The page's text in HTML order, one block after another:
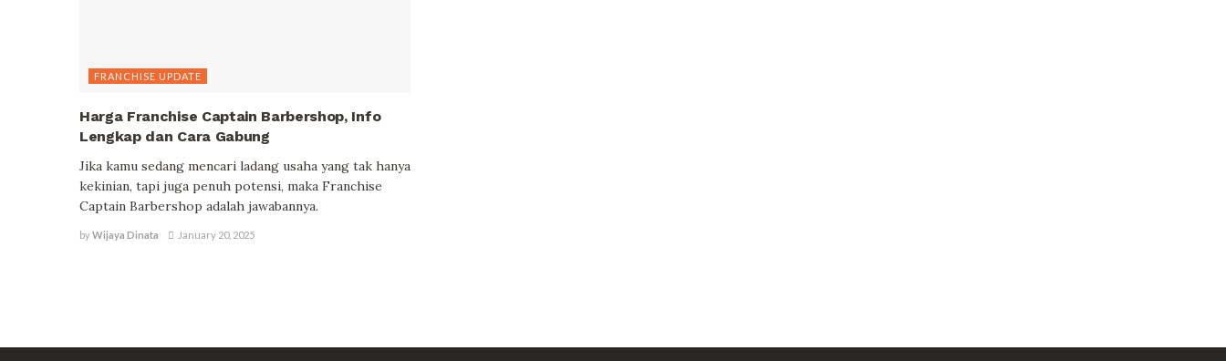
FRANCHISE UPDATE
Harga Franchise Captain Barbershop, Info
Lengkap dan Cara Gabung
Jika kamu sedang mencari ladang usaha yang tak hanya
kekinian, tapi juga penuh potensi, maka Franchise
Captain Barbershop adalah jawabannya.
byWijaya Dinata January 20, 2025